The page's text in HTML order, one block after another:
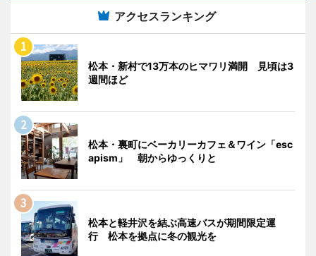
アクセスランキング
松本・新村で13万本のヒマワリ満開 見頃は3
週間ほど
松本・裏町にベーカリーカフェ＆ワイン「esc
apism」 朝からゆっくりと
松本と軽井沢を結ぶ高速バスが期間限定運
行 松本を拠点に冬の観光を